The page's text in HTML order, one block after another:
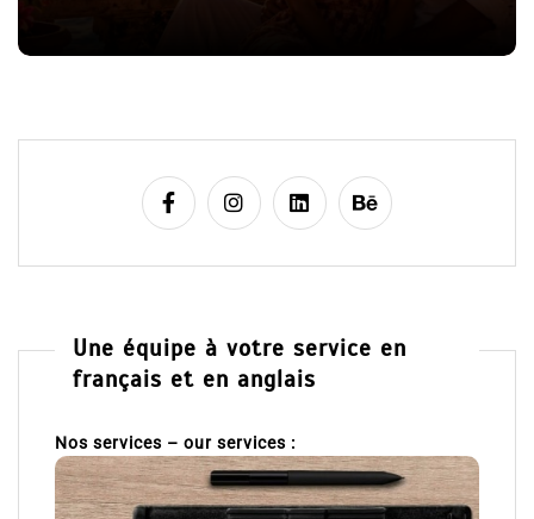
Une équipe à votre service en
français et en anglais
Nos services – our services :